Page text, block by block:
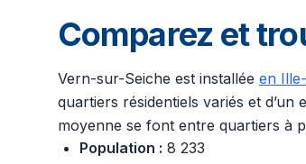
Comparez et
Vern-sur-Seiche est installée en
quartiers résidentiels variés et
moyenne se font entre quartiers à
Population : 8 233